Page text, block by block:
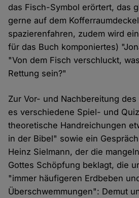
das Fisch-Symbol erörtert, das
gerne auf dem
spazierenfahren, zudem wird
für das Buch komponiertes)
"Von dem Fisch verschluckt,
Rettung sein?"
Zur Vor- und Nachbereitung
es verschiedene Spiel- und
theoretische Handreichungen
in der Bibel" sowie ein
Heinz Sielmann, der die
Gottes Schöpfung beklagt, die
"immer häufigeren Erdbeben
Überschwemmungen": Demut